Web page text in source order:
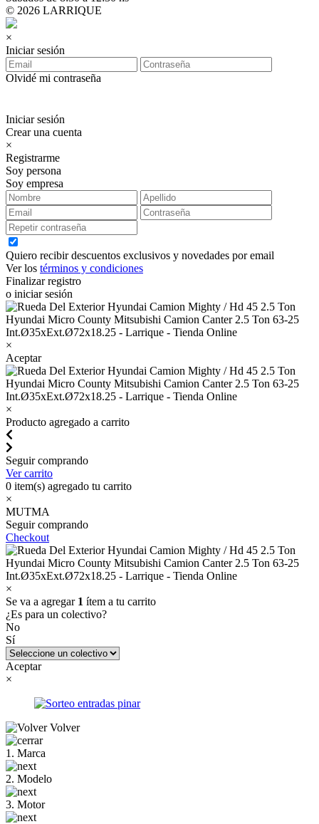
© 2026 LARRIQUE
×
Iniciar sesión
Olvidé mi contraseña
Iniciar sesión
Crear una cuenta
×
Registrarme
Soy persona
Soy empresa
Quiero recibir descuentos exclusivos y novedades por email
Ver los términos y condiciones
Finalizar registro
o iniciar sesión
×
Aceptar
×
Producto agregado a carrito
Seguir comprando
Ver carrito
0 item(s) agregado tu carrito
×
MUTMA
Seguir comprando
Checkout
×
Se va a agregar 1 ítem a tu carrito
¿Es para un colectivo?
No
Sí
Aceptar
×
Volver
1. Marca
2. Modelo
3. Motor